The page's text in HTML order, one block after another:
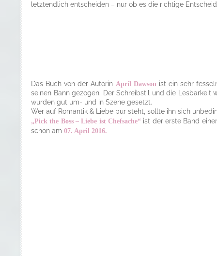
letztendlich entscheiden – nur ob es die richtige
Das Buch von der Autorin April Dawson ist ein sehr
seinen Bann gezogen. Der Schreibstil und die
wurden gut um- und in Szene gesetzt.
Wer auf Romantik & Liebe pur steht, sollte ihn sich
„Pick the Boss – Liebe ist Chefsache“ist der erste Band
schon am 07. April 2016.